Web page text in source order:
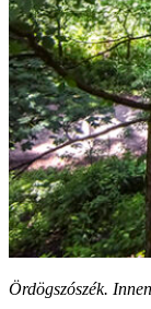
Ördögszószék.